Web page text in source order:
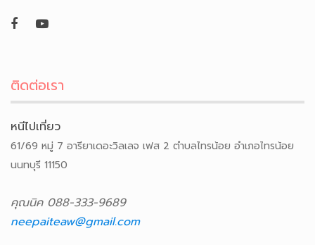
ติดต่อเรา
หนีไปเที่ยว
61/69 หมู่ 7 อารียาเดอะวิลเลจ เฟส 2 ตำบลไทรน้อย อำเภอไทรน้อย
นนทบุรี 11150
คุณนิค 088-333-9689
neepaiteaw@gmail.com